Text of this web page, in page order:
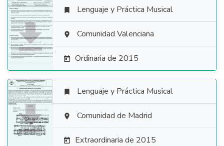

 Lenguaje y Práctica Musical
 Comunidad Valenciana
 Ordinaria de 2015

 Lenguaje y Práctica Musical
 Comunidad de Madrid
 Extraordinaria de 2015